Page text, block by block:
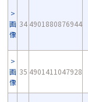
画
像
34 4901880876944
画
像
35 4901411047928